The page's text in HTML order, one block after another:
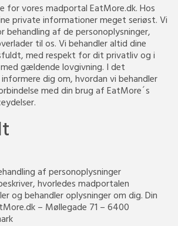
for vores madportal EatMore.dk. Hos
private informationer meget seriøst. Vi
behandling af de personoplysninger,
til os. Vi behandler altid dine
med respekt for dit privatliv og i
gældende lovgivning. I det
dig om, hvordan vi behandler
med din brug af EatMore´s
af personoplysninger
hvorledes madportalen
og behandler oplysninger om dig. Din
– Møllegade 71 – 6400